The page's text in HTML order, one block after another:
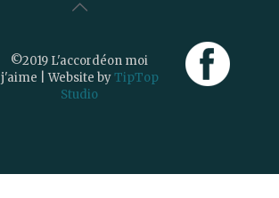
©2019 L'accordéon moi
j'aime | Website byTipTop
Studio